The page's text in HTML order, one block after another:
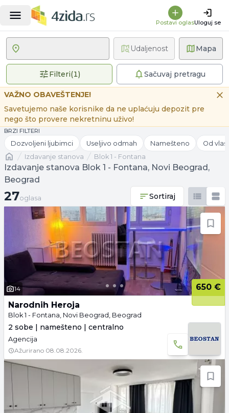
Postavi oglasUloguj se
Mapa
Filteri(1)1 primenjen filterSačuvaj pretragu
Udaljenost
VAŽNO OBAVEŠTENJE!
Savetujemo naše korisnike da ne uplaćuju depozit pre
nego što provere nekretninu uživo!
BRZI FILTERI
Dozvoljeni ljubimci Useljivo odmah Namešteno Od
Naslovnaizdavanje stanova Blok 1 - Fontana
Izdavanje stanova Blok 1 - Fontana, Novi Beograd,
Beograd
27 oglasa
27oglasa Sortiraj
14
650 €
Narodnih Heroja
Blok 1 - Fontana, Novi Beograd, Beograd
2 sobe | namešteno | centralno
Agencija
Ažurirano 08.08.2026.